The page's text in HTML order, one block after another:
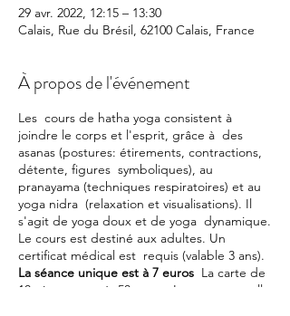
29 avr. 2022, 12:15 – 13:30
Calais, Rue du Brésil, 62100 Calais, France
À propos de l'événement
Les cours de hatha yoga consistent à
joindre le corps et l'esprit, grâce à des
asanas (postures: étirements, contractions,
détente, figures symboliques), au
pranayama (techniques respiratoires) et au
yoga nidra (relaxation et visualisations). Il
s'agit de yoga doux et de yoga dynamique.
Le cours est destiné aux adultes. Un
certificat médical est requis (valable 3 ans).
La séance unique est à 7 euros La carte de
10 séances est à 50 euros. La carte annuelle